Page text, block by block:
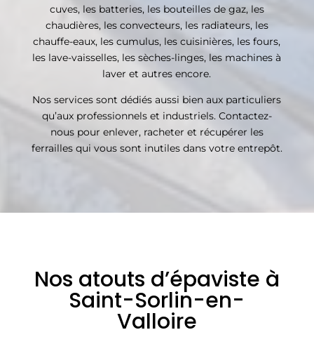
cuves, les batteries, les bouteilles de gaz, les
chaudières, les convecteurs, les radiateurs, les
chauffe-eaux, les cumulus, les cuisinières, les fours,
les lave-vaisselles, les sèches-linges, les machines à
laver et autres encore.
Nos services sont dédiés aussi bien aux particuliers
qu’aux professionnels et industriels. Contactez-
nous pour enlever, racheter et récupérer les
ferrailles qui vous sont inutiles dans votre entrepôt.
Nos atouts d’épaviste à
Saint-Sorlin-en-
Valloire